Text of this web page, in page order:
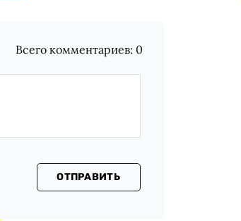
Всего комментариев: 0
ОТПРАВИТЬ